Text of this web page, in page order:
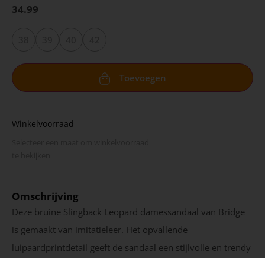
34.99
Toevoegen
Winkelvoorraad
Omschrijving
Deze bruine Slingback Leopard damessandaal van Bridge
is gemaakt van imitatieleer. Het opvallende
luipaardprintdetail geeft de sandaal een stijlvolle en trendy